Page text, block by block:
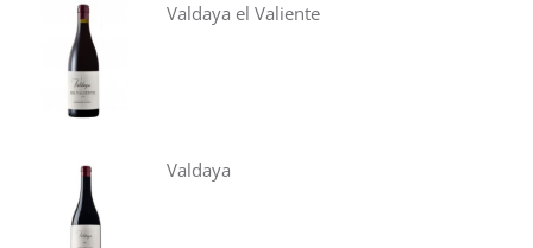
Valdaya el Valiente
Valdaya